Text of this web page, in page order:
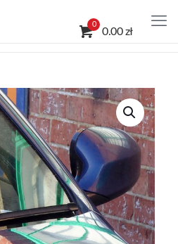
0
0.00 zł